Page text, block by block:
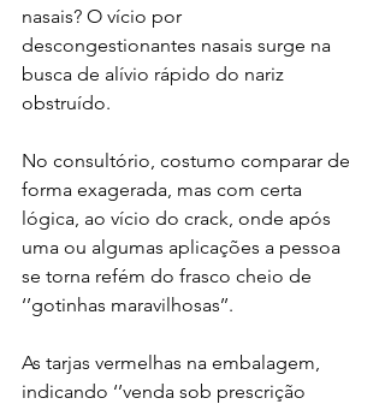
nasais? O vício por
descongestionantes nasais surge na
busca de alívio rápido do nariz
obstruído.
No consultório, costumo comparar de
forma exagerada, mas com certa
lógica, ao vício do crack, onde após
uma ou algumas aplicações a pessoa
se torna refém do frasco cheio de
‘’gotinhas maravilhosas’’.
As tarjas vermelhas na embalagem,
indicando ‘’venda sob prescrição